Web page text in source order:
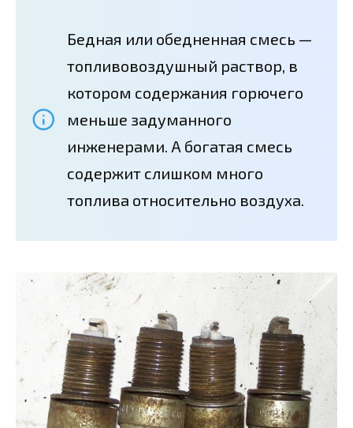
Бедная или обедненная смесь —
топливовоздушный раствор, в
котором содержания горючего
меньше задуманного
инженерами. А богатая смесь
содержит слишком много
топлива относительно воздуха.